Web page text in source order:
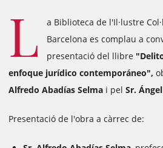
L
a Biblioteca de l'Il·lustre
Barcelona es complau a
presentació del llibre
enfoque jurídico contemporáneo",
Alfredo Abadías Selma i pel Sr.
Presentació de l'obra a càrrec de: